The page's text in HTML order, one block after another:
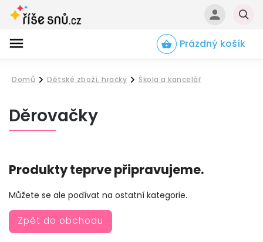
Prázdný košík
Domů
/
Dětské zboží, hračky
/
Škola a kancelář
Děrovačky
Produkty teprve připravujeme.
Můžete se ale podívat na ostatní kategorie.
Zpět do obchodu